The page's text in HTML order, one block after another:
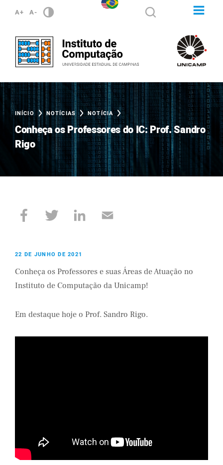
A+ A-
INÍCIO NOTÍCIAS NOTÍCIA
Conheça os Professores do IC: Prof. Sandro
Rigo
22 DE JUNHO DE 2021
Conheça os Professores e suas Áreas de Atuação no
Instituto de Computação da Unicamp!
Em destaque hoje o Prof. Sandro Rigo.